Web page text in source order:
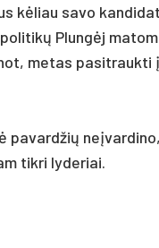
kėliau sa­vo
Plungėj
me­tas pa­si­trauk­ti
pa­vard­žių
tikri ly­de­riai.